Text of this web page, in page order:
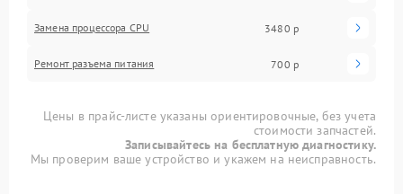
Замена процессора CPU 3480 р
Ремонт разъема питания 700 р
Цены в прайс-листе указаны ориентировочные, без учета
стоимости запчастей.
Записывайтесь на бесплатную диагностику.
Мы проверим ваше устройство и укажем на неисправность.